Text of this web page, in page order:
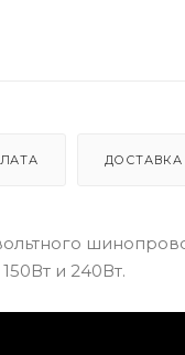
ДОСТАВКА
и 240Вт.